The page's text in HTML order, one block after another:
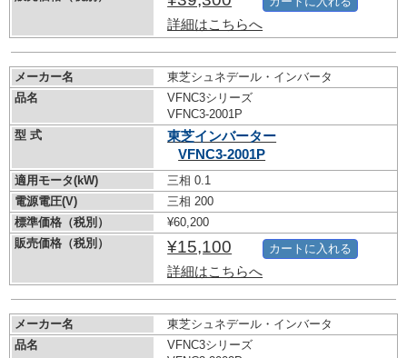
詳細はこちらへ
メーカー名
東芝シュネデール・インバータ
品名
VFNC3シリーズ
VFNC3-2001P
型 式
東芝インバーター
VFNC3-2001P
適用モータ(kW)
三相 0.1
電源電圧(V)
三相 200
標準価格（税別）
¥60,200
販売価格（税別）
¥15,100
詳細はこちらへ
カートに入れる
メーカー名
東芝シュネデール・インバータ
品名
VFNC3シリーズ